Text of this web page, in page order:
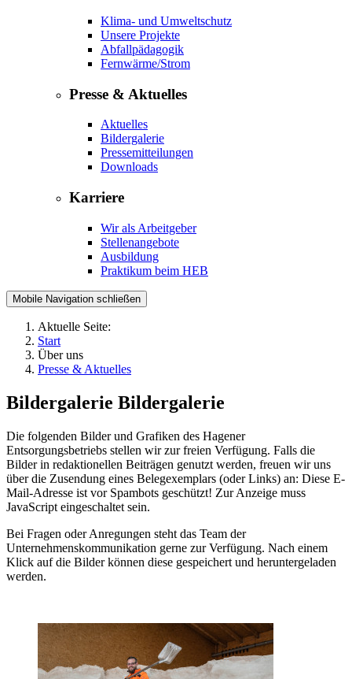
Klima- und Umweltschutz
Unsere Projekte
Abfallpädagogik
Fernwärme/Strom
Presse & Aktuelles
Aktuelles
Bildergalerie
Pressemitteilungen
Downloads
Karriere
Wir als Arbeitgeber
Stellenangebote
Ausbildung
Praktikum beim HEB
Mobile Navigation schließen
Aktuelle Seite:
Start
Über uns
Presse & Aktuelles
Bildergalerie Bildergalerie
Die folgenden Bilder und Grafiken des Hagener
Entsorgungsbetriebs stellen wir zur freien Verfügung. Falls die
Bilder in redaktionellen Beiträgen genutzt werden, freuen wir uns
über die Zusendung eines Belegexemplars (oder Links) an: Diese E-
Mail-Adresse ist vor Spambots geschützt! Zur Anzeige muss
JavaScript eingeschaltet sein.
Bei Fragen oder Anregungen steht das Team der
Unternehmenskommunikation gerne zur Verfügung. Nach einem
Klick auf die Bilder können diese gespeichert und heruntergeladen
werden.